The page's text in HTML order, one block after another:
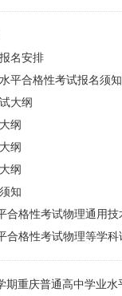
名安排
平合格性考试报名须知
大纲
纲
纲
纲
知
合格性考试物理通用
合格性考试物理等学
期重庆普通高中学业水